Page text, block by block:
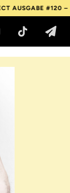
#120 – JETZT